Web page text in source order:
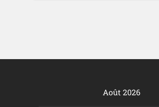
Août 2026